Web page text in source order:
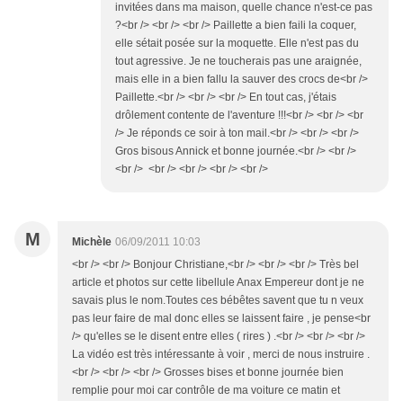
invitées dans ma maison, quelle chance n'est-ce pas
?<br /> <br /> <br /> Paillette a bien faili la coquer,
elle sétait posée sur la moquette. Elle n'est pas du
tout agressive. Je ne toucherais pas une araignée,
mais elle in a bien fallu la sauver des crocs de<br />
Paillette.<br /> <br /> <br /> En tout cas, j'étais
drôlement contente de l'aventure !!!<br /> <br /> <br
/> Je réponds ce soir à ton mail.<br /> <br /> <br />
Gros bisous Annick et bonne journée.<br /> <br />
<br /> <br /> <br /> <br /> <br />
M Michèle 06/09/2011 10:03
<br /> <br /> Bonjour Christiane,<br /> <br /> <br /> Très bel
article et photos sur cette libellule Anax Empereur dont je ne
savais plus le nom.Toutes ces bébêtes savent que tu n veux
pas leur faire de mal donc elles se laissent faire , je pense<br
/> qu'elles se le disent entre elles ( rires ) .<br /> <br /> <br />
La vidéo est très intéressante à voir , merci de nous instruire .
<br /> <br /> <br /> Grosses bises et bonne journée bien
remplie pour moi car contrôle de ma voiture ce matin et